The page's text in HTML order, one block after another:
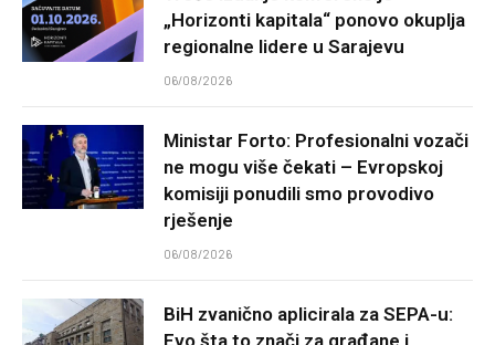
„Horizonti kapitala“ ponovo okuplja
regionalne lidere u Sarajevu
06/08/2026
Ministar Forto: Profesionalni vozači
ne mogu više čekati – Evropskoj
komisiji ponudili smo provodivo
rješenje
06/08/2026
BiH zvanično aplicirala za SEPA-u:
Evo šta to znači za građane i